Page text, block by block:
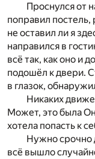
Проснулся от
поправил
не оставил ли я
направился в
всё так, как оно и
подошёл к двери.
в глазок,
Никаких
Может, это была
хотела попасть к
Нужно срочно
всё вышло